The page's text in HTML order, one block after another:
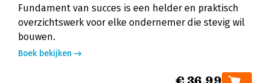
Fundament van succes is een helder en praktisch
overzichtswerk voor elke ondernemer die stevig wil
bouwen.
Boek bekijken